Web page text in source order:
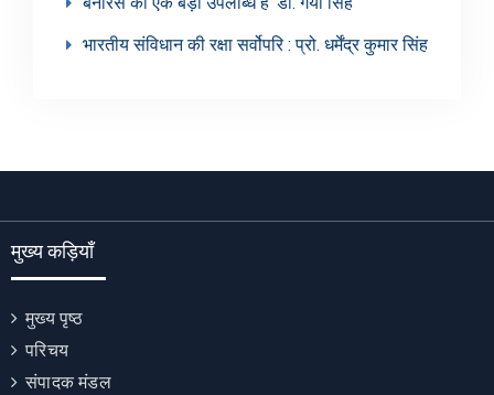
भारतीय संविधान की रक्षा सर्वोपरि : प्रो. धर्मेंद्र कुमार सिंह
मुख्य कड़ियाँ
मुख्य पृष्ठ
परिचय
संपादक मंडल